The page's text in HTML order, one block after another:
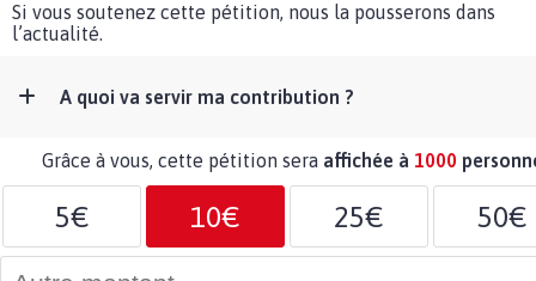
Si vous soutenez cette pétition, nous la pousserons dans
l’actualité.
A quoi va servir ma contribution ?
Grâce à vous, cette pétition sera affichée à 1000
5€ 10€ 25€ 50€